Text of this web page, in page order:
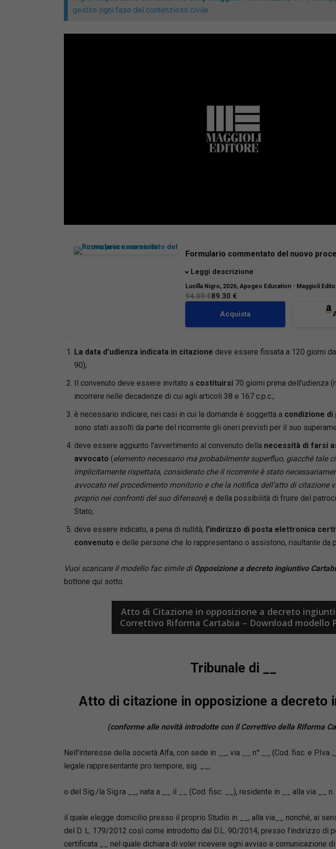
gestire ogni fase del contenzioso civile.
Formulario commentato del nuovo
Giunto all’VIII edizione, il Formulario
nuovo processo civile rappresenta uno
operativo indispensabile per il
affrontare il processo civile alla luce
Il volume èaggiornato al Decreto
mediazione, e tiene conto della
delle controversie.
L’opera raccoglieoltre 200 formule
•riferimento normativo puntuale,
•commento operativo,
•indicazione dei termini e delle
preclusioni processuali,
massime giurisprudenziali di
Un supporto concreto per impostare
strategia difensiva e redigere atti
Contenuti principali
Il formulario copre in modo sistematico
•parti e difensori, mediazione e
appello, ricorso per Cassazione e altre
•controversie di lavoro;
cognizione;
procedimenti possessori;
•arbitrato e trasferimento del
arbitrale.
costante
•Impostazione pratico-operativa,
•Formulari commentati e
adempimenti
• Formulario online personalizzabile,
l’acquisto
Leggi descrizione
Lucilla Nigro, 2026, Apogeo Education - Maggioli
94.00 €89.30 €
Acquista
La data d’udienza indicata in citazione deve essere fissata a 120 giorni
90);
Il convenuto deve essere invitato a costituirsi 70 giorni prima dell’udienza
incorrere nelle decadenze di cui agli articoli 38 e 167 c.p.c.;
è necessario indicare, nei casi in cui la domanda è soggetta a condizione
sono stati assolti da parte del ricorrente gli oneri previsti per il suo
deve essere aggiunto l’avvertimento al convenuto della necessità di farsi
avvocato (elemento necessario ma probabilmente superfluo, giacchè tale
implicitamente rispettata, considerato che il ricorrente è stato
avvocato nel procedimento monitorio e che la notifica dell’atto di citazione
proprio nei confronti del suo difensore) e della possibilità di fruire del
Stato;
deve essere indicato, a pena di nullità, l’indirizzo di posta elettronica
convenuto e delle persone che lo rappresentano o assistono, risultante da
Vuoi scaricare il modello fac simile di Opposizione a decreto ingiuntivo
bottone qui sotto.
Atto di Citazione in opposizione a decreto
Correttivo Riforma Cartabia – Download modello
Tribunale di __
Atto di citazione in opposizione a decreto
(conforme alle novità introdotte con il Correttivo della Riforma
Nell’interesse della società Alfa, con sede in __, via __ n° __ (Cod. fisc. e P.Iva
legale rappresentante pro tempore, sig. __,
o del Sig./la Sig.ra __, nata a __ il __ (Cod. fisc. __), residente in __ alla via __ n.
il quale elegge domicilio presso il proprio Studio in __, alla via__ nonché, ai
del D. L. 179/2012 così come introdotto dal D.L. 90/2014, presso l’indirizzo di
certificata __ nel quale dichiara di voler ricevere ogni avviso e comunicazione di